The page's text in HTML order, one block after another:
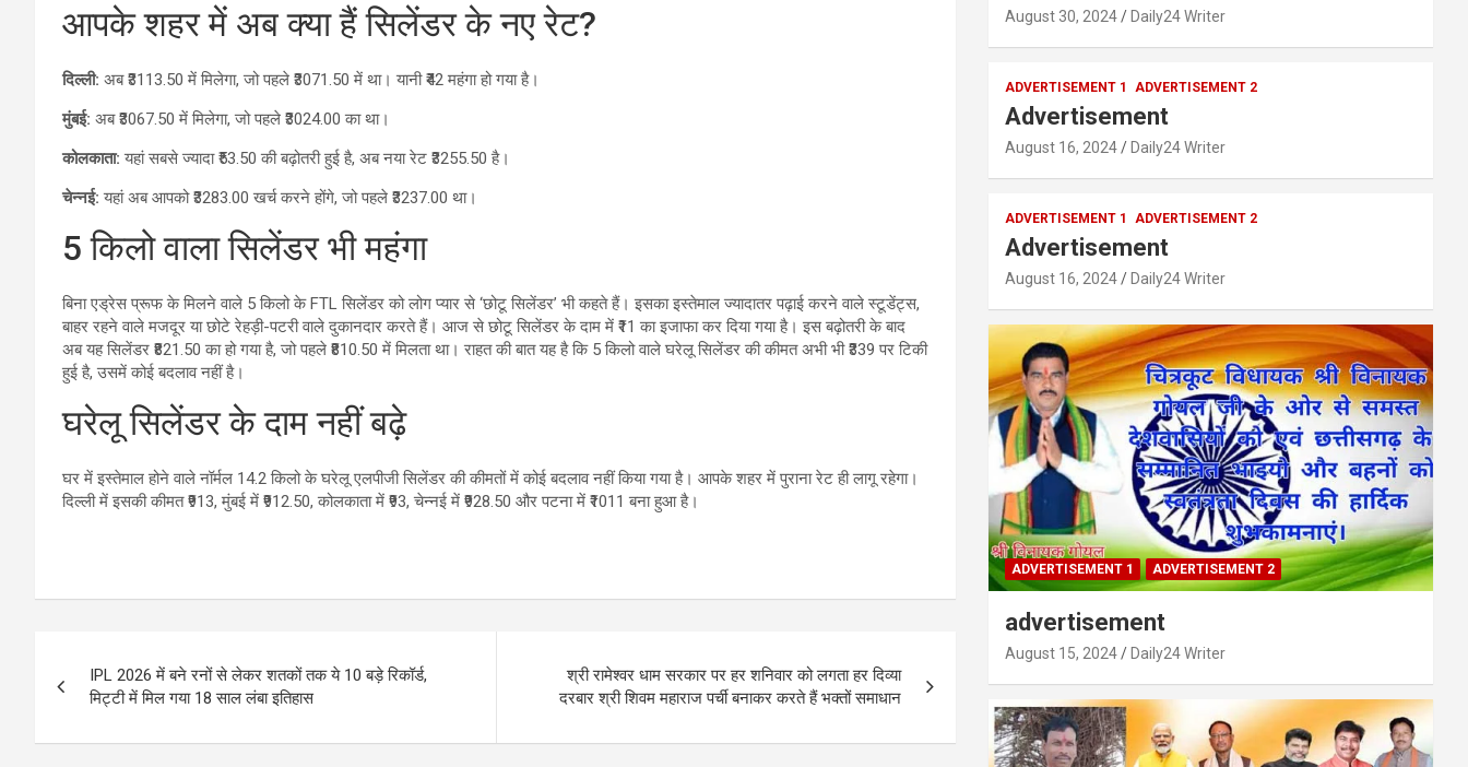
आपके शहर में अब क्या हैं सिलेंडर के नए रेट?
दिल्ली: अब ₹3113.50 में मिलेगा, जो पहले ₹3071.50 में था। यानी ₹42 महंगा हो गया है।
मुंबई: अब ₹3067.50 में मिलेगा, जो पहले ₹3024.00 का था।
कोलकाता:यहां सबसे ज्यादा ₹53.50 की बढ़ोतरी हुई है, अब नया रेट ₹3255.50 है।
चेन्नई: यहां अब आपको ₹3283.00 खर्च करने होंगे, जो पहले ₹3237.00 था।
5 किलो वाला सिलेंडर भी महंगा
बिना एड्रेस प्रूफ के मिलने वाले 5 किलो के FTL सिलेंडर को लोग प्यार से ‘छोटू सिलेंडर’ भी कहते हैं। इसका इस्तेमाल ज्यादातर पढ़ाई करने वाले स्टूडेंट्स,
बाहर रहने वाले मजदूर या छोटे रेहड़ी-पटरी वाले दुकानदार करते हैं। आज से छोटू सिलेंडर के दाम में ₹11 का इजाफा कर दिया गया है। इस बढ़ोतरी के बाद
अब यह सिलेंडर ₹821.50 का हो गया है, जो पहले ₹810.50 में मिलता था। राहत की बात यह है कि 5 किलो वाले घरेलू सिलेंडर की कीमत अभी भी ₹339 पर टिकी
हुई है, उसमें कोई बदलाव नहीं है।
घरेलू सिलेंडर के दाम नहीं बढ़े
घर में इस्तेमाल होने वाले नॉर्मल 14.2 किलो के घरेलू एलपीजी सिलेंडर की कीमतों में कोई बदलाव नहीं किया गया है। आपके शहर में पुराना रेट ही लागू रहेगा।
दिल्ली में इसकी कीमत ₹913, मुंबई में ₹912.50, कोलकाता में ₹93, चेन्नई में ₹928.50 और पटना में ₹1011 बना हुआ है।
navigation
IPL 2026 में बने रनों से लेकर शतकों तक ये 10 बड़े रिकॉर्ड,
मिट्टी में मिल गया 18 साल लंबा इतिहास
श्री रामेश्वर धाम सरकार पर हर शनिवार को लगता हर दिव्या
दरबार श्री शिवम महाराज पर्ची बनाकर करते हैं भक्तों समाधान
August 30, 2024 Daily24 Writer
ADVERTISEMENT 1 ADVERTISEMENT 2
Advertisement
August 16, 2024 Daily24 Writer
ADVERTISEMENT 1 ADVERTISEMENT 2
Advertisement
August 16, 2024 Daily24 Writer
ADVERTISEMENT 1 ADVERTISEMENT 2
advertisement
August 15, 2024 Daily24 Writer